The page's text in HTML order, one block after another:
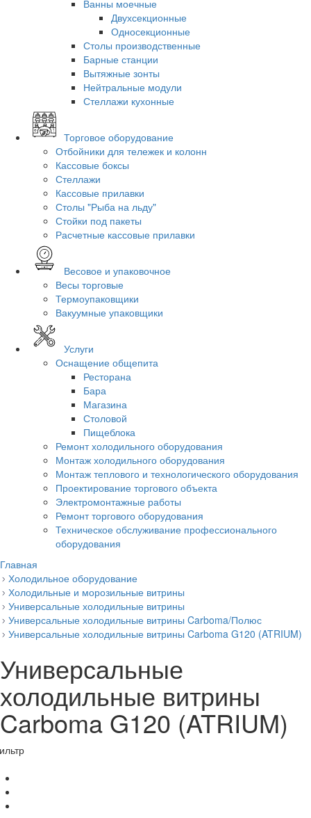
Ванны моечные
Двухсекционные
Односекционные
Столы производственные
Барные станции
Вытяжные зонты
Нейтральные модули
Стеллажи кухонные
Торговое оборудование
Отбойники для тележек и колонн
Кассовые боксы
Стеллажи
Кассовые прилавки
Столы "Рыба на льду"
Стойки под пакеты
Расчетные кассовые прилавки
Весовое и упаковочное
Весы торговые
Термоупаковщики
Вакуумные упаковщики
Услуги
Оснащение общепита
Ресторана
Бара
Магазина
Столовой
Пищеблока
Ремонт холодильного оборудования
Монтаж холодильного оборудования
Монтаж теплового и технологического оборудования
Проектирование торгового объекта
Электромонтажные работы
Ремонт торгового оборудования
Техническое обслуживание профессионального
оборудования
Главная
Холодильное оборудование
Холодильные и морозильные витрины
Универсальные холодильные витрины
Универсальные холодильные витрины Carboma/Полюс
Универсальные холодильные витрины Carboma G120 (ATRIUM)
Универсальные
холодильные витрины
Carboma G120 (ATRIUM)